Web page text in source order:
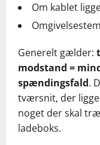
Om kablet
Generelt gælder:
modstand =
spændingsfald.
tværsnit, der
noget der skal
ladeboks.